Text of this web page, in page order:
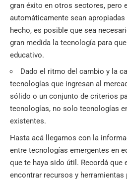
gran éxito en otros sectores, pero
automáticamente sean
hecho, es posible que sea
gran medida la tecnología para
educativo.
Dado el ritmo del cambio y la
tecnologías que ingresan al
sólido o un conjunto de criterios
tecnologías, no solo tecnologías
existentes.
Hasta acá llegamos con la
entre tecnologías emergentes en
que te haya sido útil. Recordá que
encontrar recursos y herramientas